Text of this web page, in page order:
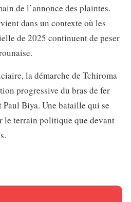
de l’annonce des plaintes.
dans un contexte où les
de 2025 continuent de peser
la démarche de Tchiroma
progressive du bras de fer
Biya. Une bataille qui se
le terrain politique que devant